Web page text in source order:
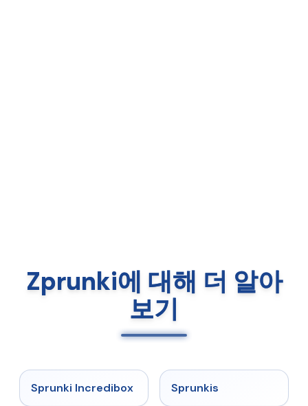
Zprunki에 대해 더 알아
보기
★ 4.8
Sprunki Incredibox Sprunkis